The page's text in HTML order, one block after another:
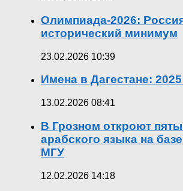
Олимпиада-2026:
исторический минимум
23.02.2026 10:39
Имена в Дагестане:
13.02.2026 08:41
В Грозном откроют
арабского языка на
МГУ
12.02.2026 14:18